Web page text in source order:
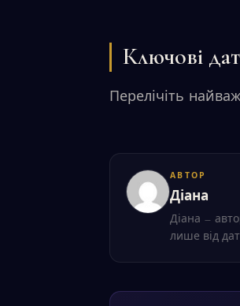
Ключові
Перелічіть
АВТОР
Діана
Діана —
лише від